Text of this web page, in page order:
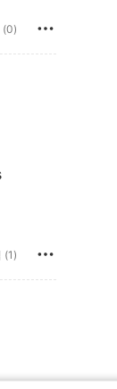
(0)
그린, 사이즈: S
(1)